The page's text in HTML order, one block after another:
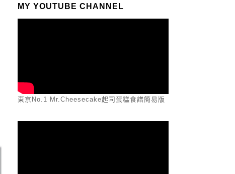
MY YOUTUBE CHANNEL
東京No.1 Mr.Cheesecake起司蛋糕食譜簡易版